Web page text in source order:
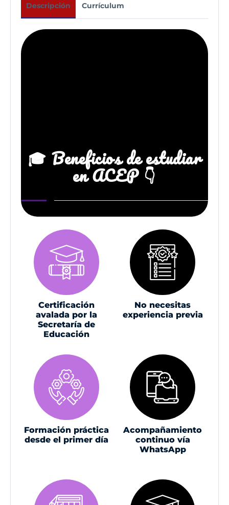
Descripción Currículum
🎓 Beneficios de estudiar
en ACEP 👇
Certificación
avalada por la
Secretaría de
Educación
No necesitas
experiencia previa
Formación práctica
desde el primer día
Acompañamiento
continuo vía
WhatsApp